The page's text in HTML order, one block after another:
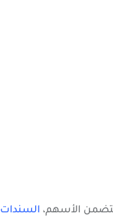
الأسهم، السندات